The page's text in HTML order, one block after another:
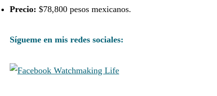
Precio: $78,800 pesos mexicanos.
Sígueme en mis redes sociales: